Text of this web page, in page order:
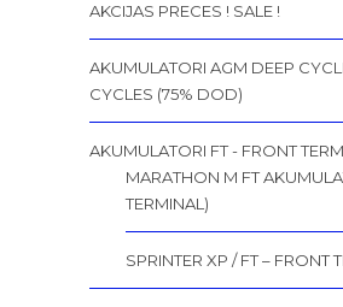
AKCIJAS PRECES ! SALE !
AKUMULATORI AGM DEEP
CYCLES (75% DOD)
AKUMULATORI FT - FRONT
MARATHON M FT
TERMINAL)
SPRINTER XP / FT – FRONT